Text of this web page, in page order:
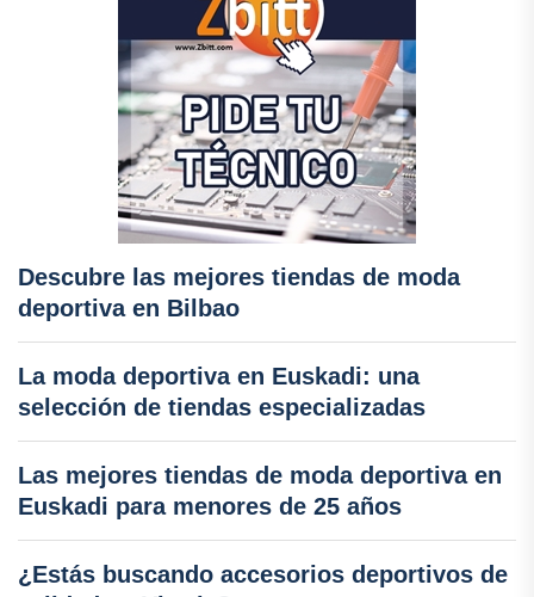
Descubre las mejores tiendas de moda
deportiva en Bilbao
La moda deportiva en Euskadi: una
selección de tiendas especializadas
Las mejores tiendas de moda deportiva en
Euskadi para menores de 25 años
¿Estás buscando accesorios deportivos de